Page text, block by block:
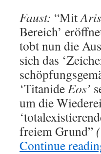
Faust: “Mit
Bereich’
tobt nun die
sich das
‘TitanideEos’
um die
freiem Grund”
Continue